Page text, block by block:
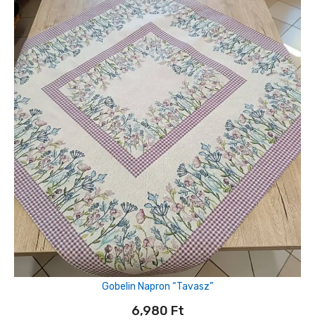
Gobelin Napron “tavasz”
6,980 Ft